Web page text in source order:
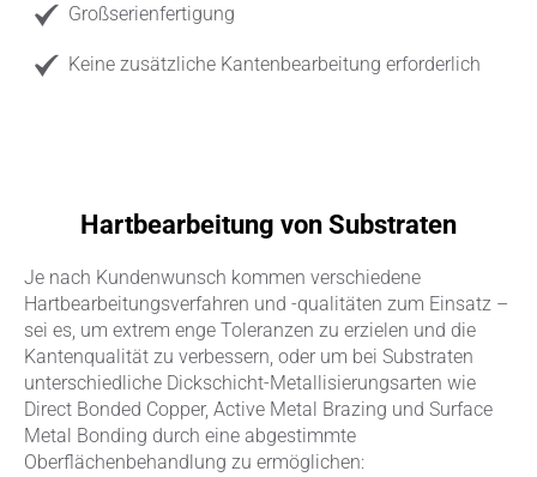
Großserienfertigung
Keine zusätzliche Kantenbearbeitung erforderlich
Hartbearbeitung von Substraten
Je nach Kundenwunsch kommen verschiedene
Hartbearbeitungsverfahren und -qualitäten zum Einsatz –
sei es, um extrem enge Toleranzen zu erzielen und die
Kantenqualität zu verbessern, oder um bei Substraten
unterschiedliche Dickschicht-Metallisierungsarten wie
Direct Bonded Copper, Active Metal Brazing und Surface
Metal Bonding durch eine abgestimmte
Oberflächenbehandlung zu ermöglichen: